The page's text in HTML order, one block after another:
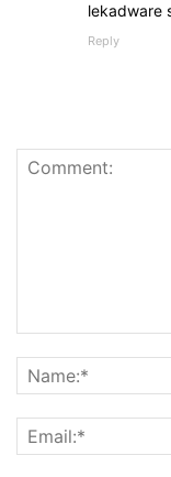
lekadware
Reply